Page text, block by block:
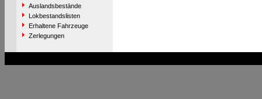
Auslandsbestände
Lokbestandslisten
Erhaltene Fahrzeuge
Zerlegungen